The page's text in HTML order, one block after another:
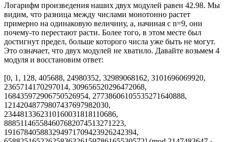
Логарифм произведения наших двух модулей равен 42.98. Мы
видим, что разница между числами монотонно растет
примерно на одинаковую величину, а, начиная с n=9, они
почему-то перестают расти. Более того, в этом месте был
достигнут предел, больше которого числа уже быть не могут.
Это означает, что двух модулей не хватило. Давайте возьмем 4
модуля и восстановим ответ:
[0, 1, 128, 405688, 24980352, 32989068162, 3101696069920,
2365714170297014, 309656520296472068,
168435972906750526954, 27738606105535271640888,
12142048779807437697982030,
2344813362310160031818110686,
888511465584607682074513271223,
191678405883294971709423926242394,